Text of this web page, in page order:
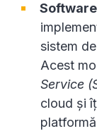
sistem
Acest
Service
cloud și